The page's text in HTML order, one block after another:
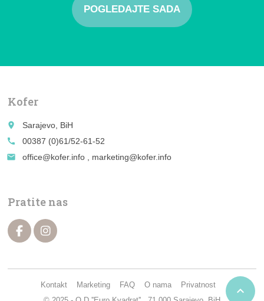
POGLEDAJTE SADA
Kofer
place
Sarajevo, BiH
call
00387 (0)61/52-61-52
email
office@kofer.info , marketing@kofer.info
Pratite nas
Kontakt Marketing FAQ O nama Privatnost 